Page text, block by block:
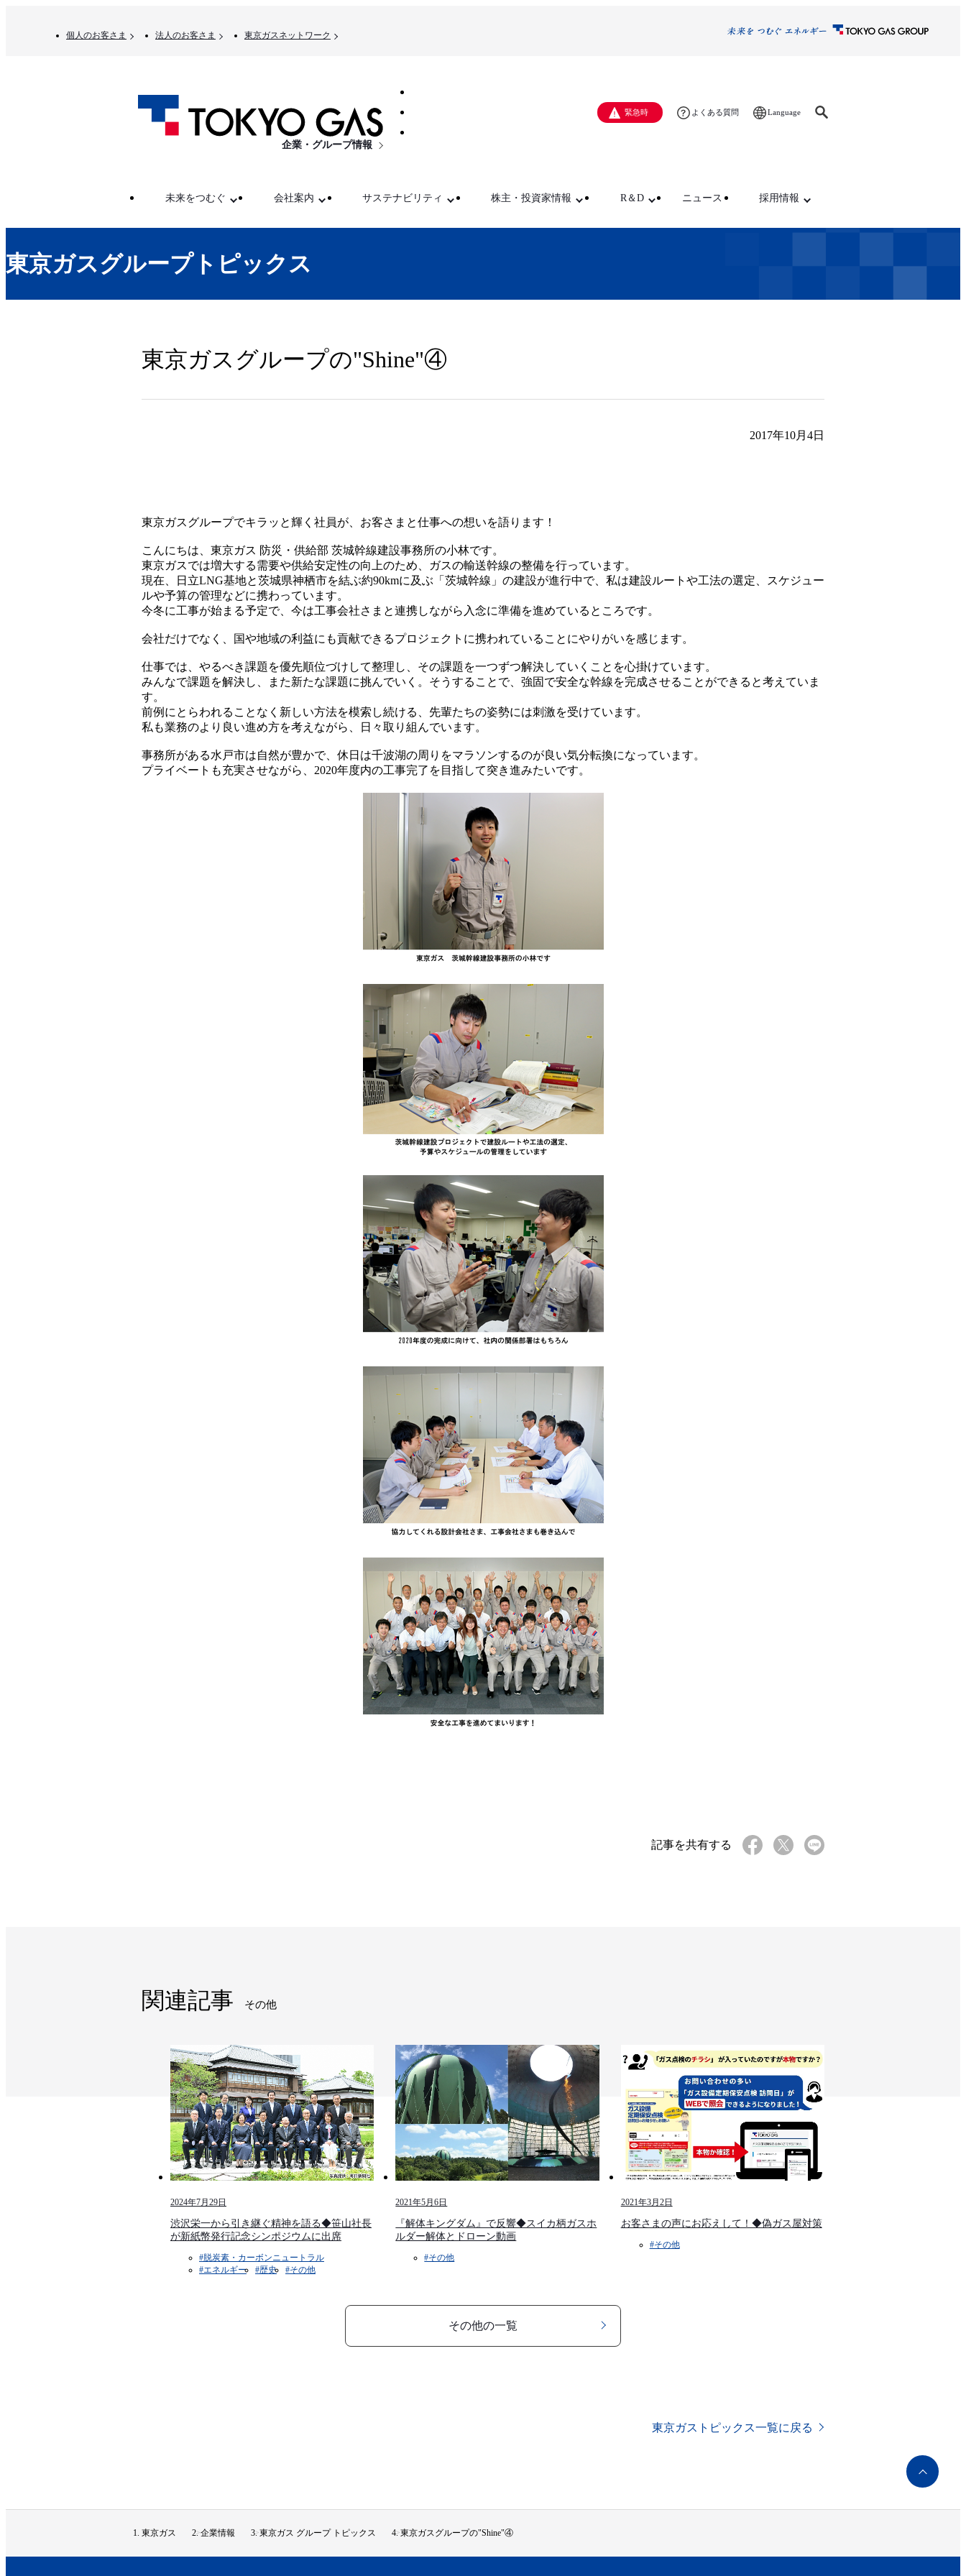
個人のお客さま 法人のお客さま 東京ガスネットワーク
企業・グループ情報
緊急時 よくある質問 Language
未来をつむぐ 会社案内 サステナビリティ 株主・投資家情報 R＆D ニュース 採用情報
東京ガスグループトピックス
東京ガスグループの"Shine"④
2017年10月4日
東京ガスグループでキラッと輝く社員が、お客さまと仕事への想いを語ります！
こんにちは、東京ガス 防災・供給部 茨城幹線建設事務所の小林です。
東京ガスでは増大する需要や供給安定性の向上のため、ガスの輸送幹線の整備を行っています。
現在、日立LNG基地と茨城県神栖市を結ぶ約90kmに及ぶ「茨城幹線」の建設が進行中で、私は建設ルートや工法の選定、スケジュー
ルや予算の管理などに携わっています。
今冬に工事が始まる予定で、今は工事会社さまと連携しながら入念に準備を進めているところです。
会社だけでなく、国や地域の利益にも貢献できるプロジェクトに携われていることにやりがいを感じます。
仕事では、やるべき課題を優先順位づけして整理し、その課題を一つずつ解決していくことを心掛けています。
みんなで課題を解決し、また新たな課題に挑んでいく。そうすることで、強固で安全な幹線を完成させることができると考えていま
す。
前例にとらわれることなく新しい方法を模索し続ける、先輩たちの姿勢には刺激を受けています。
私も業務のより良い進め方を考えながら、日々取り組んでいます。
事務所がある水戸市は自然が豊かで、休日は千波湖の周りをマラソンするのが良い気分転換になっています。
プライベートも充実させながら、2020年度内の工事完了を目指して突き進みたいです。
記事を共有する
関連記事 その他
2024年7月29日
渋沢栄一から引き継ぐ精神を語る◆笹山社長
が新紙幣発行記念シンポジウムに出席
#脱炭素・カーボンニュートラル
#エネルギー
#歴史 #その他
2021年5月6日
『解体キングダム』で反響◆スイカ柄ガスホ
ルダー解体とドローン動画
#その他
2021年3月2日
お客さまの声にお応えして！◆偽ガス屋対策
#その他
その他の一覧
東京ガストピックス一覧に戻る
ペ
ー
ト
東京ガス 企業情報 東京ガス グループ トピックス 東京ガスグループの"Shine"④